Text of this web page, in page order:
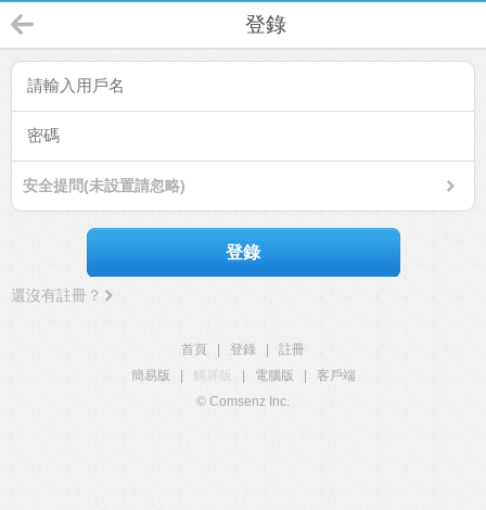
登錄
安全提問(未設置請忽略)
登錄
還沒有註冊？
首頁 登錄
註冊
簡易版
觸屏版 電腦版
客戶端
© Comsenz Inc.